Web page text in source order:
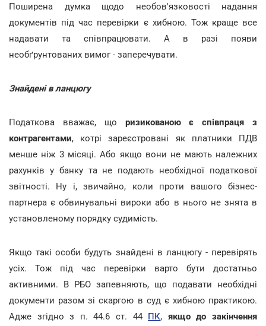
Поширена думка щодо необов'язковості надання
документів під час перевірки є хибною. Тож краще все
надавати та співпрацювати. А в разі появи
необґрунтованих вимог - заперечувати.
Знайдені в ланцюгу
Податкова вважає, що ризикованою є співпраця з
контрагентами, котрі зареєстровані як платники ПДВ
менше ніж 3 місяці. Або якщо вони не мають належних
рахунків у банку та не подають необхідної податкової
звітності. Ну і, звичайно, коли проти вашого бізнес-
партнера є обвинувальні вироки або в нього не знята в
установленому порядку судимість.
Якщо такі особи будуть знайдені в ланцюгу - перевірять
усіх. Тож під час перевірки варто бути достатньо
активними. В РБО запевняють, що подавати необхідні
документи разом зі скаргою в суд є хибною практикою.
Адже згідно з п. 44.6 ст. 44 ПК, якщо до закінчення